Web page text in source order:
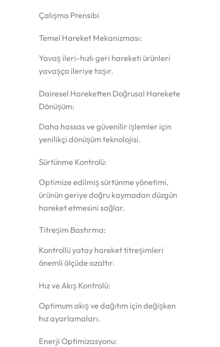
Çalışma Prensibi
Temel Hareket Mekanizması:
Yavaş ileri-hızlı geri hareketi ürünleri
yavaşça ileriye taşır.
Dairesel Hareketten Doğrusal Harekete
Dönüşüm:
Daha hassas ve güvenilir işlemler için
yenilikçi dönüşüm teknolojisi.
Sürtünme Kontrolü:
Optimize edilmiş sürtünme yönetimi,
ürünün geriye doğru kaymadan düzgün
hareket etmesini sağlar.
Titreşim Bastırma:
Kontrollü yatay hareket titreşimleri
önemli ölçüde azaltır.
Hız ve Akış Kontrolü:
Optimum akış ve dağıtım için değişken
hız ayarlamaları.
Enerji Optimizasyonu: